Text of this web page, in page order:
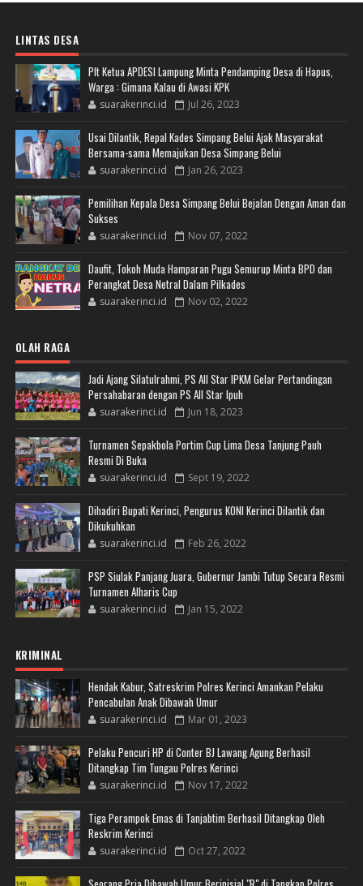
LINTAS DESA
Plt Ketua APDESI Lampung Minta Pendamping Desa di Hapus,
Warga : Gimana Kalau di Awasi KPK
suarakerinci.id Jul 26, 2023
Usai Dilantik, Repal Kades Simpang Belui Ajak Masyarakat
Bersama-sama Memajukan Desa Simpang Belui
suarakerinci.id Jan 26, 2023
Pemilihan Kepala Desa Simpang Belui Bejalan Dengan Aman dan
Sukses
suarakerinci.id Nov 07, 2022
Daufit, Tokoh Muda Hamparan Pugu Semurup Minta BPD dan
Perangkat Desa Netral Dalam Pilkades
suarakerinci.id Nov 02, 2022
OLAH RAGA
Jadi Ajang Silatulrahmi, PS All Star IPKM Gelar Pertandingan
Persahabaran dengan PS All Star Ipuh
suarakerinci.id Jun 18, 2023
Turnamen Sepakbola Portim Cup Lima Desa Tanjung Pauh
Resmi Di Buka
suarakerinci.id Sept 19, 2022
Dihadiri Bupati Kerinci, Pengurus KONI Kerinci Dilantik dan
Dikukuhkan
suarakerinci.id Feb 26, 2022
PSP Siulak Panjang Juara, Gubernur Jambi Tutup Secara Resmi
Turnamen Alharis Cup
suarakerinci.id Jan 15, 2022
KRIMINAL
Hendak Kabur, Satreskrim Polres Kerinci Amankan Pelaku
Pencabulan Anak Dibawah Umur
suarakerinci.id Mar 01, 2023
Pelaku Pencuri HP di Conter BJ Lawang Agung Berhasil
Ditangkap Tim Tungau Polres Kerinci
suarakerinci.id Nov 17, 2022
Tiga Perampok Emas di Tanjabtim Berhasil Ditangkap Oleh
Reskrim Kerinci
suarakerinci.id Oct 27, 2022